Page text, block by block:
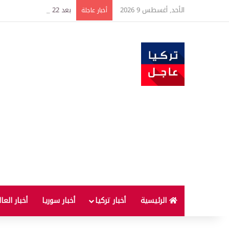
الأحد, أغسطس 9 2026 أخبار عاجلة بعد 22 شهراً.. الصين تنفذ أقوى عملية شراء للذهب منذ أكتوبر 2023
الرئيسية أخبار تركيا أخبار سوريا أخبار